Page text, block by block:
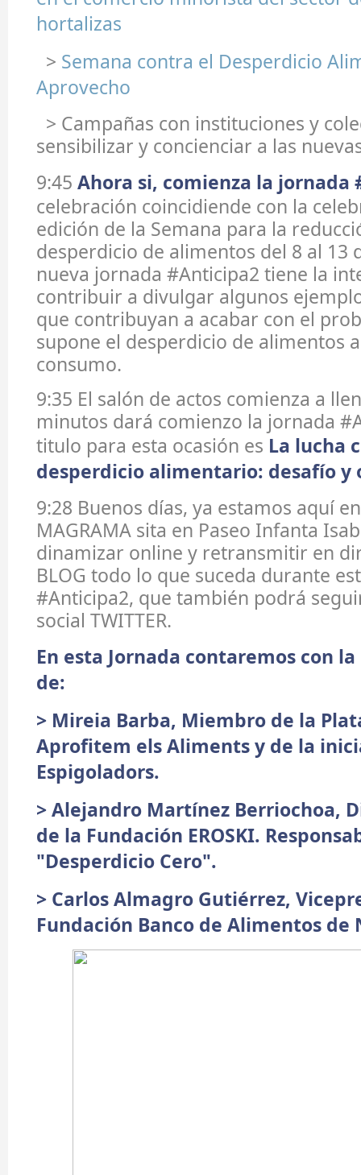
hortalizas
> Semana contra el Desperdicio
Aprovecho
> Campañas con instituciones y
sensibilizar y concienciar a las
9:45 Ahora si, comienza la jornada
celebración coincidiende con la
edición de la Semana para la
desperdicio de alimentos del 8 al 13
nueva jornada #Anticipa2 tiene la
contribuir a divulgar algunos
que contribuyan a acabar con el
supone el desperdicio de alimentos
consumo.
9:35 El salón de actos comienza a
minutos dará comienzo la jornada
titulo para esta ocasión es La lucha
desperdicio alimentario: desafío y
9:28 Buenos días, ya estamos aquí
MAGRAMA sita en Paseo Infanta
dinamizar online y retransmitir en
BLOG todo lo que suceda durante
#Anticipa2, que también podrá
social TWITTER.
En esta Jornada contaremos con
de:
> Mireia Barba, Miembro de la
Aprofitem els Aliments y de la
Espigoladors.
> Alejandro Martínez Berriochoa,
de la Fundación EROSKI.
"Desperdicio Cero".
> Carlos Almagro Gutiérrez,
Fundación Banco de Alimentos de